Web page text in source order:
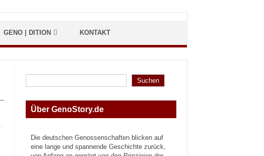
GENO | DITION KONTAKT
Suchen
Suchen
Über GenoStory.de
Die deutschen Genossenschaften blicken auf
eine lange und spannende Geschichte zurück,